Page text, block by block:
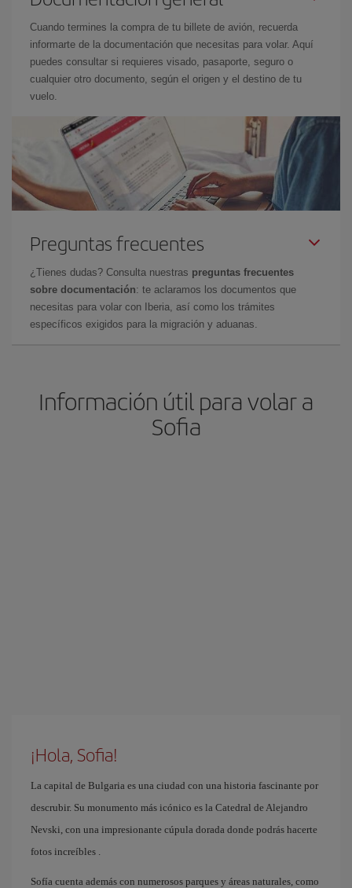
Cuando termines la compra de tu billete de avión, recuerda
informarte de la documentación que necesitas para volar. Aquí
puedes consultar si requieres visado, pasaporte, seguro o
cualquier otro documento, según el origen y el destino de tu
vuelo.
Preguntas frecuentes
¿Tienes dudas? Consulta nuestras preguntas frecuentes
sobre documentación: te aclaramos los documentos que
necesitas para volar con Iberia, así como los trámites
específicos exigidos para la migración y aduanas.
Información útil para volar a
Sofia
¡Hola, Sofia!
La capital de Bulgaria es una ciudad con una historia fascinante por
descrubir. Su monumento más icónico es la Catedral de Alejandro
Nevski, con una impresionante cúpula dorada donde podrás hacerte
fotos increíbles .
Sofía cuenta además con numerosos parques y áreas naturales, como